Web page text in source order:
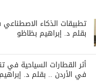
تطبيقات الذكاء
بقلم د. إبراهيم بظاظو
أثر القطارات السياحية في
في الأردن .. بقلم د.